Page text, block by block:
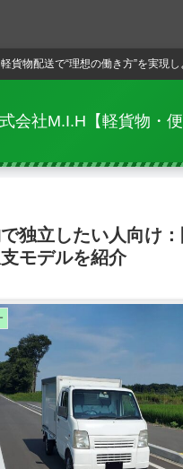
軽貨物配送で“理想の働き方”を実現し
会社M.I.H【軽貨物・便
独立したい人向け
モデルを紹介